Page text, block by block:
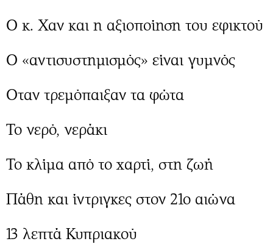
Ο κ. Χαν και η αξιοποίηση του εφικτού
Ο «αντισυστημισμός» είναι γυμνός
Oταν τρεμόπαιξαν τα φώτα
Το νερό, νεράκι
Το κλίμα από το χαρτί, στη ζωή
Πάθη και ίντριγκες στον 21ο αιώνα
13 λεπτά Κυπριακού